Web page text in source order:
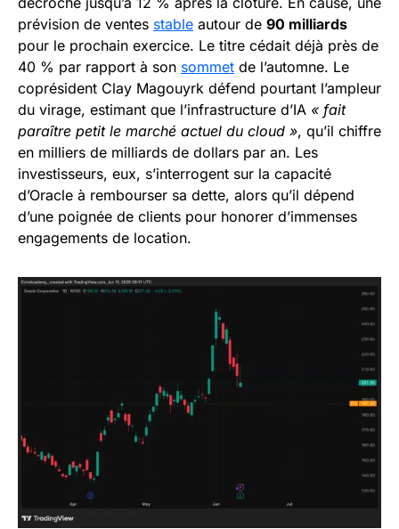
prévision de ventes stable autour de 90 milliards
pour le prochain exercice. Le titre cédait déjà près de
40 % par rapport à son sommet de l’automne. Le
coprésident Clay Magouyrk défend pourtant l’ampleur
du virage, estimant que l’infrastructure d’IA « fait
paraître petit le marché actuel du cloud », qu’il chiffre
en milliers de milliards de dollars par an. Les
investisseurs, eux, s’interrogent sur la capacité
d’Oracle à rembourser sa dette, alors qu’il dépend
d’une poignée de clients pour honorer d’immenses
engagements de location.